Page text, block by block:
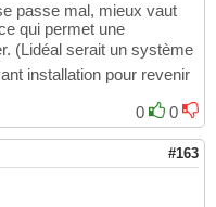
passe mal, mieux vaut
qui permet une
(Lidéal serait un système
installation pour revenir
0
0
#163